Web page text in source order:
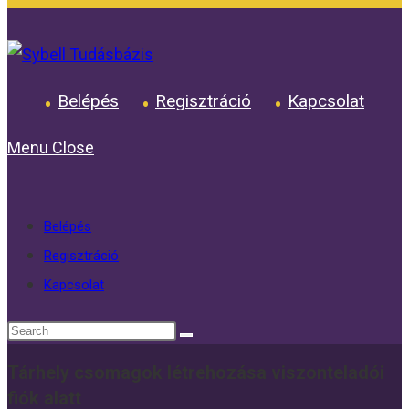
Belépés Regisztráció Kapcsolat
Menu Close
Belépés
Regisztráció
Kapcsolat